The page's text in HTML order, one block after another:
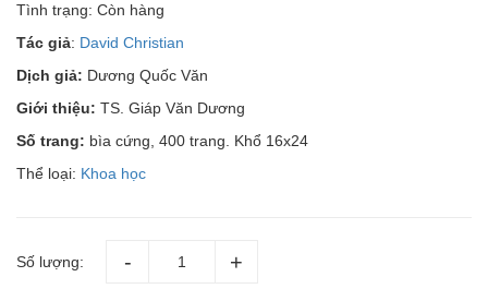
Tình trạng: Còn hàng
Tác giả: David Christian
Dịch giả: Dương Quốc Văn
Giới thiệu: TS. Giáp Văn Dương
Số trang: bìa cứng, 400 trang. Khổ 16x24
Thể loại: Khoa học
Số lượng: